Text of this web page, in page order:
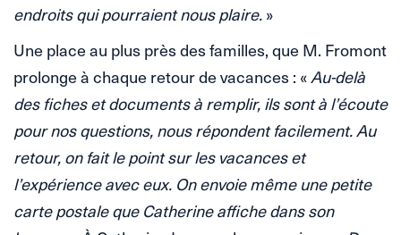
endroits qui pourraient nous plaire.»
Une place au plus près des familles, que M. Fromont
prolonge à chaque retour de vacances : «Au-delà
des fiches et documents à remplir, ils sont à l’écoute
pour nos questions, nous répondent facilement. Au
retour, on fait le point sur les vacances et
l’expérience avec eux. On envoie même une petite
carte postale que Catherine affiche dans son